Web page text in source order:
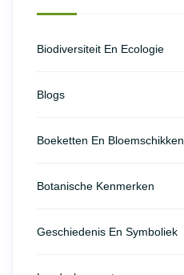
Biodiversiteit En Ecologie
Blogs
Boeketten En Bloemschikken
Botanische Kenmerken
Geschiedenis En Symboliek